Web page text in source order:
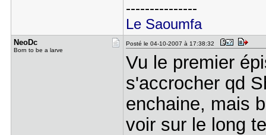
---------------
Le Saoumfa
NeoDc
Born to be a larve
Posté le 04-10-2007 à 17:38:32
Vu le premier
s'accrocher qd
enchaine, mais
voir sur le long